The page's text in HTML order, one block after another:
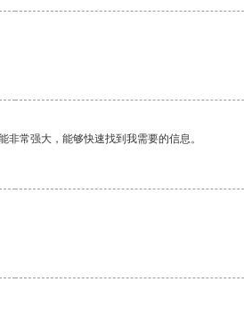
常强大，能够快速找到我需要的信息。